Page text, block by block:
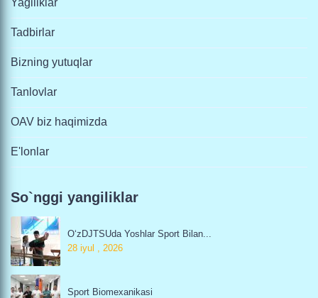
Yagiliklar
Tadbirlar
Bizning yutuqlar
Tanlovlar
OAV biz haqimizda
E'lonlar
So`nggi yangiliklar
O‘zDJTSUda Yoshlar Sport Bilan...
28 iyul , 2026
Sport Biomexanikasi